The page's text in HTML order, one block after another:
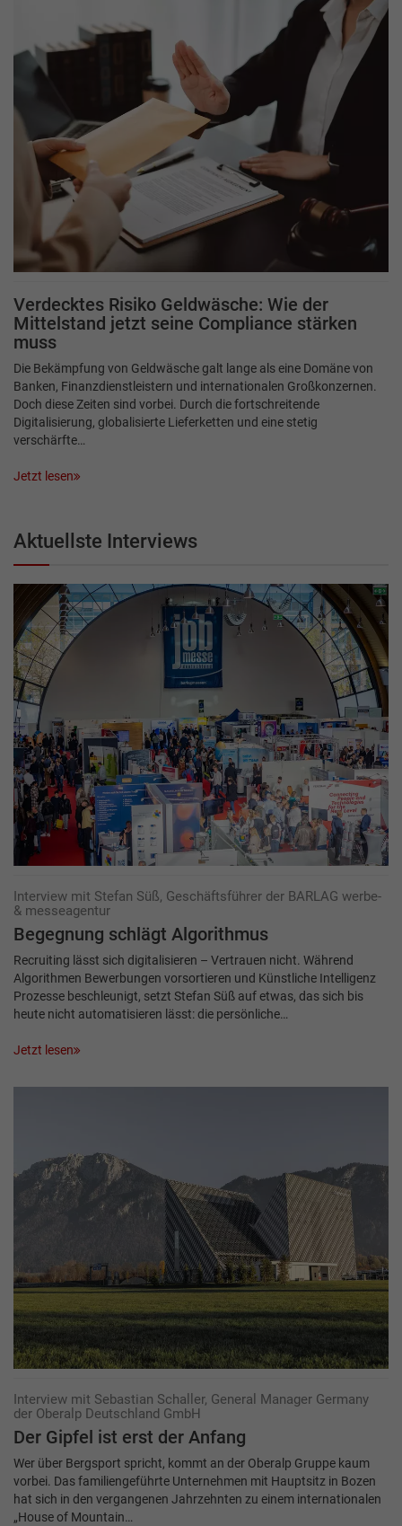
Verdecktes Risiko Geldwäsche: Wie der
Mittelstand jetzt seine Compliance stärken
muss
Die Bekämpfung von Geldwäsche galt lange als eine Domäne von
Banken, Finanzdienstleistern und internationalen Großkonzernen.
Doch diese Zeiten sind vorbei. Durch die fortschreitende
Digitalisierung, globalisierte Lieferketten und eine stetig
verschärfte…
Jetzt lesen
Aktuellste Interviews
Interview mit Stefan Süß, Geschäftsführer der BARLAG werbe-
& messeagentur
Begegnung schlägt Algorithmus
Recruiting lässt sich digitalisieren – Vertrauen nicht. Während
Algorithmen Bewerbungen vorsortieren und Künstliche Intelligenz
Prozesse beschleunigt, setzt Stefan Süß auf etwas, das sich bis
heute nicht automatisieren lässt: die persönliche…
Jetzt lesen
Interview mit Sebastian Schaller, General Manager Germany
der Oberalp Deutschland GmbH
Der Gipfel ist erst der Anfang
Wer über Bergsport spricht, kommt an der Oberalp Gruppe kaum
vorbei. Das familiengeführte Unternehmen mit Hauptsitz in Bozen
hat sich in den vergangenen Jahrzehnten zu einem internationalen
„House of Mountain…